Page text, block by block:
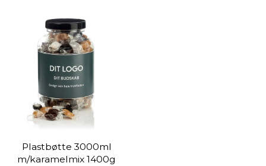
Plastbøtte 3000ml
m/karamelmix 1400g